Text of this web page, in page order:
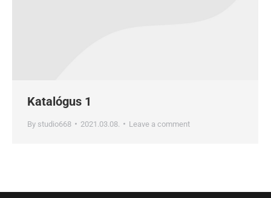
Katalógus 1
By studio668 2021.03.08. Leave a comment